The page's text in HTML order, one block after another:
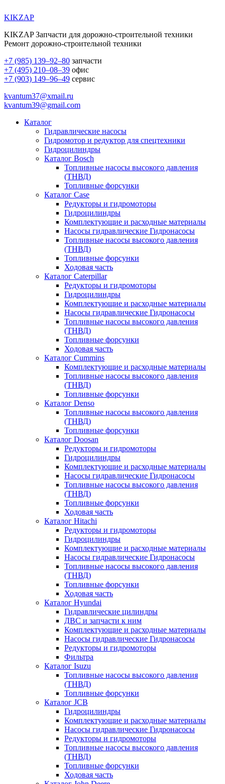
KIKZAP
KIKZAP Запчасти для дорожно-строительной техники
Ремонт дорожно-строительной техники
+7 (985) 139–92–80 запчасти
+7 (495) 210–08–39 офис
+7 (903) 149–96–49 сервис
kvantum37@xmail.ru
kvantum39@gmail.com
Каталог
Гидравлические насосы
Гидромотор и редуктор для спецтехники
Гидроцилиндры
Каталог Bosch
Топливные насосы высокого давления
(ТНВД)
Топливные форсунки
Каталог Case
Редукторы и гидромоторы
Гидроцилиндры
Комплектующие и расходные материалы
Насосы гидравлические Гидронасосы
Топливные насосы высокого давления
(ТНВД)
Топливные форсунки
Ходовая часть
Каталог Caterpillar
Редукторы и гидромоторы
Гидроцилиндры
Комплектующие и расходные материалы
Насосы гидравлические Гидронасосы
Топливные насосы высокого давления
(ТНВД)
Топливные форсунки
Ходовая часть
Каталог Cummins
Комплектующие и расходные материалы
Топливные насосы высокого давления
(ТНВД)
Топливные форсунки
Каталог Denso
Топливные насосы высокого давления
(ТНВД)
Топливные форсунки
Каталог Doosan
Редукторы и гидромоторы
Гидроцилиндры
Комплектующие и расходные материалы
Насосы гидравлические Гидронасосы
Топливные насосы высокого давления
(ТНВД)
Топливные форсунки
Ходовая часть
Каталог Hitachi
Редукторы и гидромоторы
Гидроцилиндры
Комплектующие и расходные материалы
Насосы гидравлические Гидронасосы
Топливные насосы высокого давления
(ТНВД)
Топливные форсунки
Ходовая часть
Каталог Hyundai
Гидравлические цилиндры
ДВС и запчасти к ним
Комплектующие и расходные материалы
Насосы гидравлические Гидронасосы
Редукторы и гидромоторы
Фильтра
Каталог Isuzu
Топливные насосы высокого давления
(ТНВД)
Топливные форсунки
Каталог JCB
Гидроцилиндры
Комплектующие и расходные материалы
Насосы гидравлические Гидронасосы
Редукторы и гидромоторы
Топливные насосы высокого давления
(ТНВД)
Топливные форсунки
Ходовая часть